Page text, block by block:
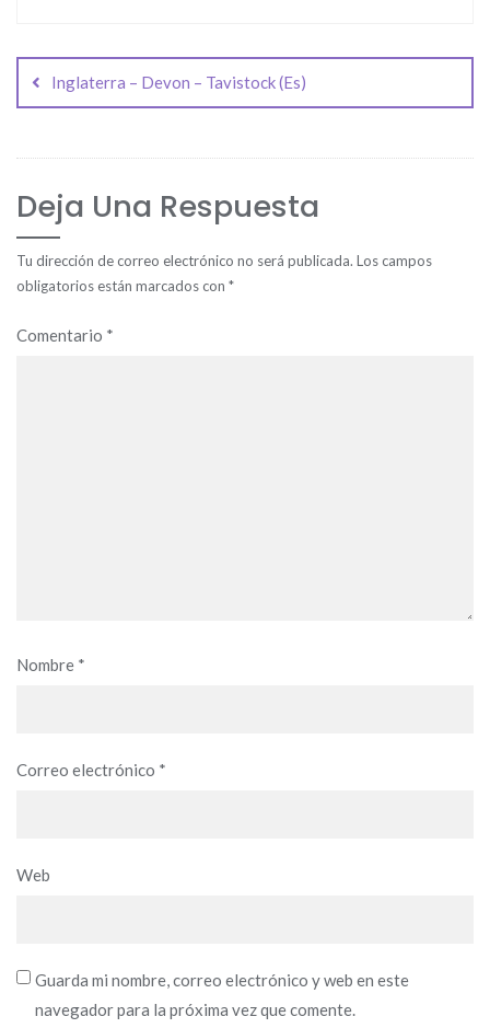
de
entradas
Inglaterra – Devon – Tavistock (Es)
Deja Una Respuesta
Tu dirección de correo electrónico no será publicada. Los campos
obligatorios están marcados con *
Comentario *
Nombre *
Correo electrónico *
Web
Guarda mi nombre, correo electrónico y web en este
navegador para la próxima vez que comente.